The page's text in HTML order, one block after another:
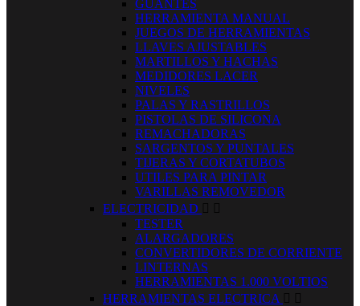
GUANTES
HERRAMIENTA MANUAL
JUEGOS DE HERRAMIENTAS
LLAVES AJUSTABLES
MARTILLOS Y HACHAS
MEDIDORES LACER
NIVELES
PALAS Y RASTRILLOS
PISTOLAS DE SILICONA
REMACHADORAS
SARGENTOS Y PUNTALES
TIJERAS Y CORTATUBOS
UTILES PARA PINTAR
VARILLAS REMOVEDOR
ELECTRICIDAD  
TESTER
ALARGADORES
CONVERTIDORES DE CORRIENTE
LINTERNAS
HERRAMIENTAS 1.000 VOLTIOS
HERRAMIENTAS ELECTRICA  